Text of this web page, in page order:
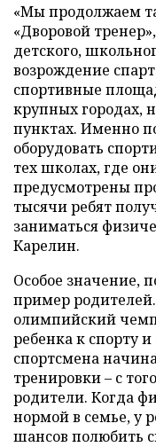
«Мы продолжаем
«Дворовой
детского,
возрождение
спортивные
крупных городах,
пунктах. Именно
оборудовать
тех школах, где
предусмотрены
тысячи ребят
заниматься
Карелин.
Особое значение,
пример
олимпийский
ребенка к спорту
спортсмена
тренировки – с
родители. Когда
нормой в семье, у
шансов полюбить